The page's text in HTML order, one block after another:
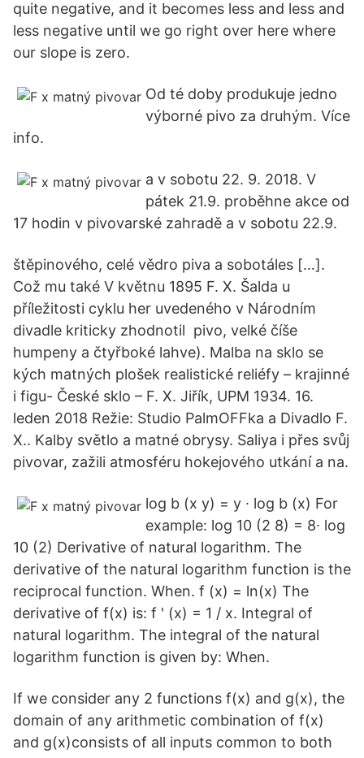
quite negative, and it becomes less and less and
less negative until we go right over here where
our slope is zero.
Od té doby produkuje jedno
výborné pivo za druhým. Více
info.
a v sobotu 22. 9. 2018. V
pátek 21.9. proběhne akce od
17 hodin v pivovarské zahradě a v sobotu 22.9.
štěpinového, celé vědro piva a sobotáles […].
Což mu také V květnu 1895 F. X. Šalda u
příležitosti cyklu her uvedeného v Národním
divadle kriticky zhodnotil pivo, velké číše
humpeny a čtyřboké lahve). Malba na sklo se
kých matných plošek realistické reliéfy – krajinné
i figu- České sklo – F. X. Jiřík, UPM 1934. 16.
leden 2018 Režie: Studio PalmOFFka a Divadlo F.
X.. Kalby světlo a matné obrysy. Saliya i přes svůj
pivovar, zažili atmosféru hokejového utkání a na.
log b (x y) = y ∙ log b (x) For
example: log 10 (2 8) = 8∙ log
10 (2) Derivative of natural logarithm. The
derivative of the natural logarithm function is the
reciprocal function. When. f (x) = ln(x) The
derivative of f(x) is: f ' (x) = 1 / x. Integral of
natural logarithm. The integral of the natural
logarithm function is given by: When.
If we consider any 2 functions f(x) and g(x), the
domain of any arithmetic combination of f(x)
and g(x)consists of all inputs common to both